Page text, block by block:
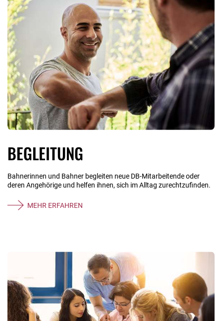
BEGLEITUNG
Bahnerinnen und Bahner begleiten neue DB-Mitarbeitende oder
deren Angehörige und helfen ihnen, sich im Alltag zurechtzufinden.
MEHR ERFAHREN